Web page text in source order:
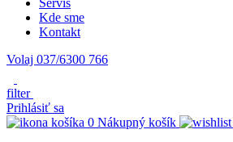
Servis
Kde sme
Kontakt
Volaj 037/6300 766
filter
Prihlásiť sa
0 Nákupný košík